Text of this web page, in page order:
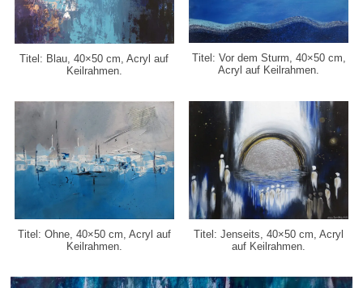
Titel: Blau, 40×50 cm,Acryl auf
Keilrahmen.
Titel: Vor dem Sturm, 40×50 cm,
Acryl auf Keilrahmen.
Titel: Ohne, 40×50 cm, Acryl auf
Keilrahmen.
Titel: Jenseits, 40×50 cm, Acryl
auf Keilrahmen.